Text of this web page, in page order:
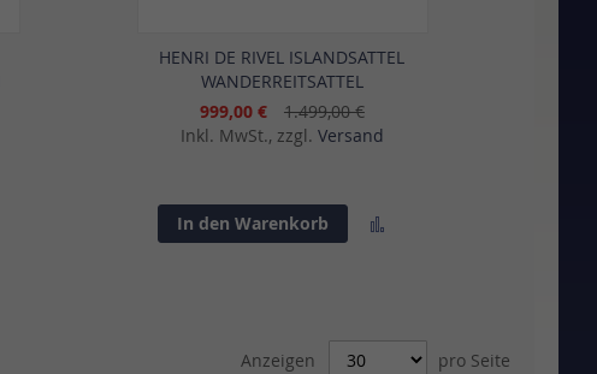
HENRI DE RIVEL ISLANDSATTEL
WANDERREITSATTEL
999,00 €
1.499,00 €
Inkl. MwSt., zzgl. Versand
In den Warenkorb
Anzeigen pro Seite